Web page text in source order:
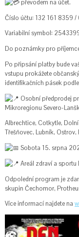
převodem na účet.
Číslo účtu: 132 161 8359
Variabilní symbol:
Do poznámky pro
Po připsání platby bude
vstupu prokážete
identifikačních pásek
Osobní předprodej
Mikroregionu Severo-
Albrechtice, Cotkytle,
Třešňovec, Lubník,
Sobota 15. srpna
Areál zdraví a sportu
Odpolední program je
skupin Čechomor,
Více informací najdete na